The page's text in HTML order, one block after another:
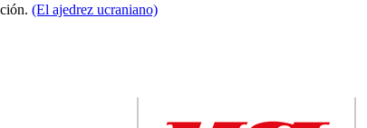
(El ajedrez ucraniano)